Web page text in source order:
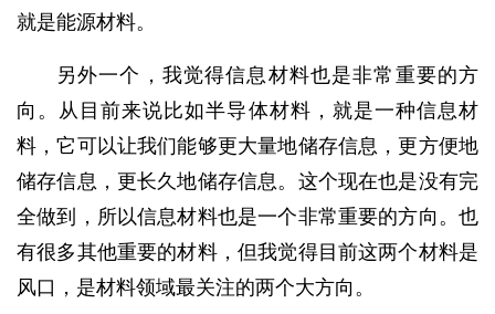
就是能源材料。
另外一个，我觉得信息材料也是非常重要的方
向。从目前来说比如半导体材料，就是一种信息材
料，它可以让我们能够更大量地储存信息，更方便地
储存信息，更长久地储存信息。这个现在也是没有完
全做到，所以信息材料也是一个非常重要的方向。也
有很多其他重要的材料，但我觉得目前这两个材料是
风口，是材料领域最关注的两个大方向。